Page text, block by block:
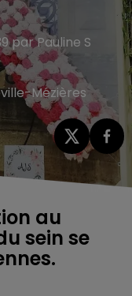
par Pauline S
Mézières
au
sein se